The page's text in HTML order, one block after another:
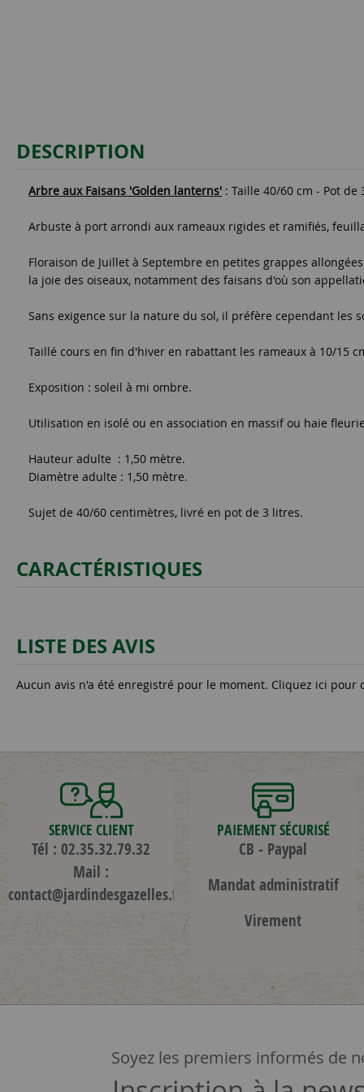
DESCRIPTION
Arbre aux Faisans 'Golden lanterns' : Taille 40/60 cm - Pot de
Arbuste à port arrondi aux rameaux rigides et ramifiés,
Floraison de Juillet à Septembre en petites grappes
la joie des oiseaux, notamment des faisans d'où son
Sans exigence sur la nature du sol, il préfère cependant les
Taillé cours en fin d'hiver en rabattant les rameaux à 10/15
Exposition : soleil à mi ombre.
Utilisation en isolé ou en association en massif ou haie
Hauteur adulte : 1,50 mètre.
Diamètre adulte : 1,50 mètre.
Sujet de 40/60 centimètres, livré en pot de 3 litres.
CARACTÉRISTIQUES
LISTE DES AVIS
Aucun avis n'a été enregistré pour le moment. Cliquez ici pour
SERVICE CLIENT
Tél : 02.35.32.79.32
Mail :
contact@jardindesgazelles.fr
PAIEMENT SÉCURISÉ
CB - Paypal
Mandat administratif
Virement
Soyez les premiers informés de